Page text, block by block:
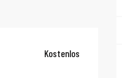
Kostenlos